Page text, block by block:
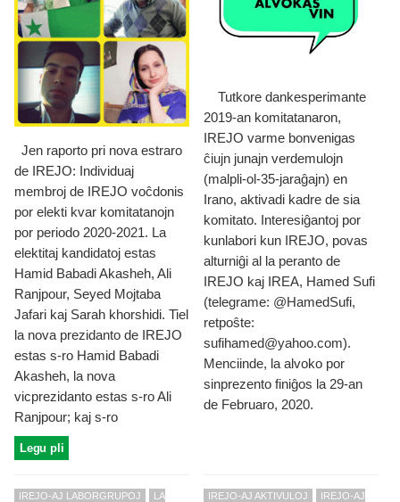
Jen raporto pri nova estraro
de IREJO: Individuaj
membroj de IREJO voĉdonis
por elekti kvar komitatanojn
por periodo 2020-2021. La
elektitaj kandidatoj estas
Hamid Babadi Akasheh, Ali
Ranjpour, Seyed Mojtaba
Jafari kaj Sarah khorshidi. Tiel
la nova prezidanto de IREJO
estas s-ro Hamid Babadi
Akasheh, la nova
vicprezidanto estas s-ro Ali
Ranjpour; kaj s-ro
Legu pli
Tutkore dankesperimante
2019-an komitatanaron,
IREJO varme bonvenigas
ĉiujn junajn verdemulojn
(malpli-ol-35-jaraĝajn) en
Irano, aktivadi kadre de sia
komitato. Interesiĝantoj por
kunlabori kun IREJO, povas
alturniĝi al la peranto de
IREJO kaj IREA, Hamed Sufi
(telegrame: @HamedSufi,
retpoŝte:
sufihamed@yahoo.com).
Menciinde, la alvoko por
sinprezento finiĝos la 29-an
de Februaro, 2020.
IREJO-AJ LABORGRUPOJ LA IREJO-AJ AKTIVULOJ IREJO-AJ